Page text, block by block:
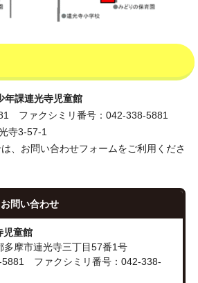
年課連光寺児童館
ファクシミリ番号：042-338-5881
寺3-57-1
、お問い合わせフォームをご利用くださ
お問い合わせ
児童館
摩市連光寺三丁目57番1号
5881 ファクシミリ番号：042-338-